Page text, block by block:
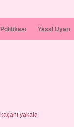
Yasal Uyarı
yakala.